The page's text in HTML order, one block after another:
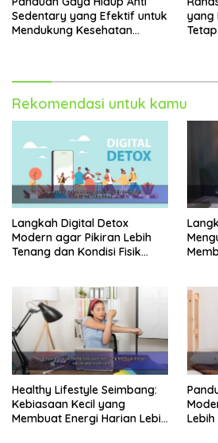
Sedentary yang Efektif untuk
Mendukung Kesehatan
yang
Rekomendasi untuk kamu
Langkah Digital Detox
Modern agar Pikiran Lebih
Tenang dan Kondisi Fisik
Healthy Lifestyle Seimbang:
Kebiasaan Kecil yang
Membuat Energi Harian Lebih